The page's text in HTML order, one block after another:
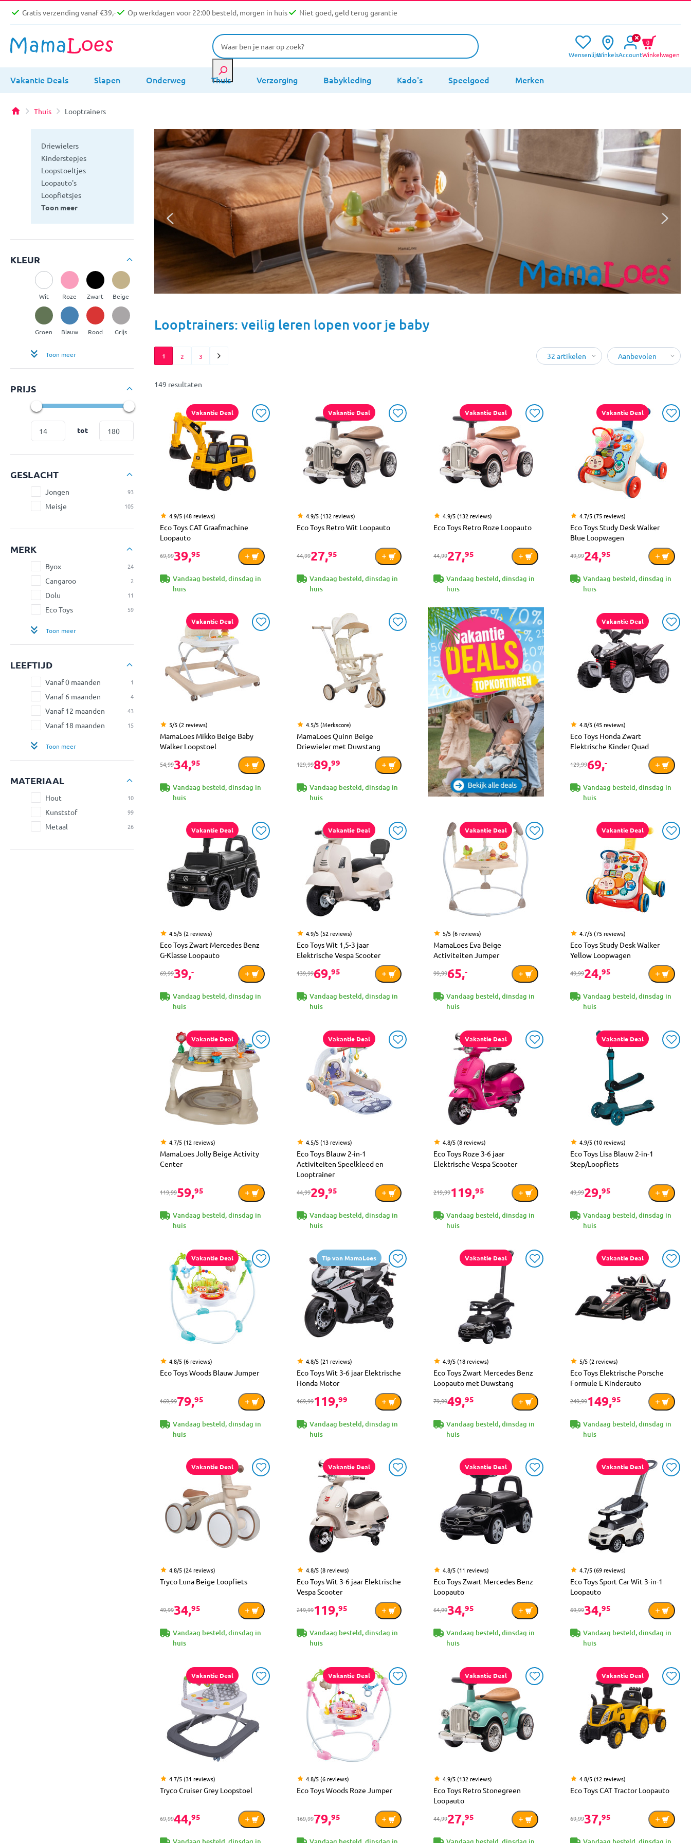
Gratis verzending vanaf €39,- Op werkdagen voor 22:00 besteld, morgen in huis Niet goed, geld terug garantie
WensenlijstWinkelsAccountWinkelwagen
0
Vakantie Deals Slapen Onderweg Thuis Verzorging Babykleding Kado's Speelgoed Merken
Thuis Looptrainers
Driewielers
Kinderstepjes
Loopstoeltjes
Loopauto's
Loopfietsjes
Toon meer
KLEUR
Wit Roze Zwart Beige
Groen Blauw Rood Grijs
Toon meer
PRIJS
tot
GESLACHT
Jongen 93
Meisje 105
MERK
Byox 24
Cangaroo 2
Dolu 11
Eco Toys 59
Toon meer
LEEFTIJD
Vanaf 0 maanden 1
Vanaf 6 maanden 4
Vanaf 12 maanden 43
Vanaf 18 maanden 15
Toon meer
MATERIAAL
Hout 10
Kunststof 99
Metaal 26
Looptrainers: veilig leren lopen voor je baby
1 2 3
149 resultaten
Vakantie Deal
4.9/5 (48 reviews)
Eco Toys CAT Graafmachine
Loopauto
69,9939,95
Vandaag besteld, dinsdag in
huis
Vakantie Deal
4.9/5 (132 reviews)
Eco Toys Retro Wit Loopauto
44,9927,95
Vandaag besteld, dinsdag in
huis
Vakantie Deal
4.9/5 (132 reviews)
Eco Toys Retro Roze Loopauto
44,9927,95
Vandaag besteld, dinsdag in
huis
Vakantie Deal
4.7/5 (75 reviews)
Eco Toys Study Desk Walker
Blue Loopwagen
49,9924,95
Vandaag besteld, dinsdag in
huis
Vakantie Deal
5/5 (2 reviews)
MamaLoes Mikko Beige Baby
Walker Loopstoel
54,9934,95
Vandaag besteld, dinsdag in
huis
4.5/5 (Merkscore)
MamaLoes Quinn Beige
Driewieler met Duwstang
129,9989,99
Vandaag besteld, dinsdag in
huis
Vakantie Deal
4.8/5 (45 reviews)
Eco Toys Honda Zwart
Elektrische Kinder Quad
129,9969,-
Vandaag besteld, dinsdag in
huis
Vakantie Deal
4.5/5 (2 reviews)
Eco Toys Zwart Mercedes Benz
G-Klasse Loopauto
69,9939,-
Vandaag besteld, dinsdag in
huis
Vakantie Deal
4.9/5 (52 reviews)
Eco Toys Wit 1,5-3 jaar
Elektrische Vespa Scooter
139,9969,95
Vandaag besteld, dinsdag in
huis
Vakantie Deal
5/5 (6 reviews)
MamaLoes Eva Beige
Activiteiten Jumper
99,9965,-
Vandaag besteld, dinsdag in
huis
Vakantie Deal
4.7/5 (75 reviews)
Eco Toys Study Desk Walker
Yellow Loopwagen
49,9924,95
Vandaag besteld, dinsdag in
huis
Vakantie Deal
4.7/5 (12 reviews)
MamaLoes Jolly Beige Activity
Center
119,9959,95
Vandaag besteld, dinsdag in
huis
Vakantie Deal
4.5/5 (13 reviews)
Eco Toys Blauw 2-in-1
Activiteiten Speelkleed en
Looptrainer
44,9929,95
Vandaag besteld, dinsdag in
huis
Vakantie Deal
4.8/5 (8 reviews)
Eco Toys Roze 3-6 jaar
Elektrische Vespa Scooter
219,99119,95
Vandaag besteld, dinsdag in
huis
Vakantie Deal
4.9/5 (10 reviews)
Eco Toys Lisa Blauw 2-in-1
Step/Loopfiets
49,9929,95
Vandaag besteld, dinsdag in
huis
Vakantie Deal
4.8/5 (6 reviews)
Eco Toys Woods Blauw Jumper
169,9979,95
Vandaag besteld, dinsdag in
huis
Tip van MamaLoes
4.8/5 (21 reviews)
Eco Toys Wit 3-6 jaar Elektrische
Honda Motor
169,99119,99
Vandaag besteld, dinsdag in
huis
Vakantie Deal
4.9/5 (18 reviews)
Eco Toys Zwart Mercedes Benz
Loopauto met Duwstang
79,9949,95
Vandaag besteld, dinsdag in
huis
Vakantie Deal
5/5 (2 reviews)
Eco Toys Elektrische Porsche
Formule E Kinderauto
249,99149,95
Vandaag besteld, dinsdag in
huis
Vakantie Deal
4.8/5 (24 reviews)
Tryco Luna Beige Loopfiets
49,9934,95
Vandaag besteld, dinsdag in
huis
Vakantie Deal
4.8/5 (8 reviews)
Eco Toys Wit 3-6 jaar Elektrische
Vespa Scooter
219,99119,95
Vandaag besteld, dinsdag in
huis
Vakantie Deal
4.8/5 (11 reviews)
Eco Toys Zwart Mercedes Benz
Loopauto
64,9934,95
Vandaag besteld, dinsdag in
huis
Vakantie Deal
4.7/5 (69 reviews)
Eco Toys Sport Car Wit 3-in-1
Loopauto
69,9934,95
Vandaag besteld, dinsdag in
huis
Vakantie Deal
4.7/5 (31 reviews)
Tryco Cruiser Grey Loopstoel
69,9944,95
Vakantie Deal
4.8/5 (6 reviews)
Eco Toys Woods Roze Jumper
169,9979,95
Vakantie Deal
4.9/5 (132 reviews)
Eco Toys Retro Stonegreen
Loopauto
44,9927,95
Vakantie Deal
4.8/5 (12 reviews)
Eco Toys CAT Tractor Loopauto
69,9937,95